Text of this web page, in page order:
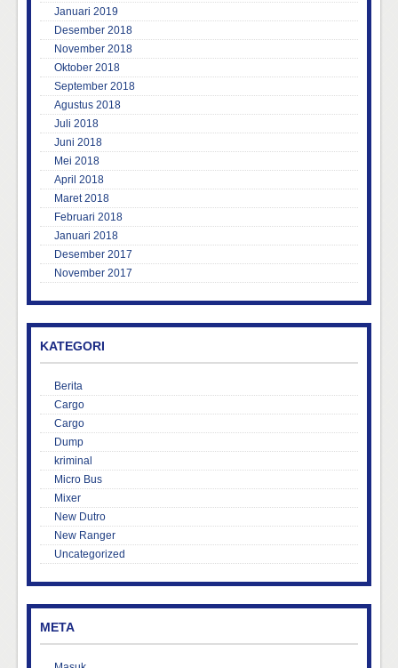
Januari 2019
Desember 2018
November 2018
Oktober 2018
September 2018
Agustus 2018
Juli 2018
Juni 2018
Mei 2018
April 2018
Maret 2018
Februari 2018
Januari 2018
Desember 2017
November 2017
KATEGORI
Berita
Cargo
Cargo
Dump
kriminal
Micro Bus
Mixer
New Dutro
New Ranger
Uncategorized
META